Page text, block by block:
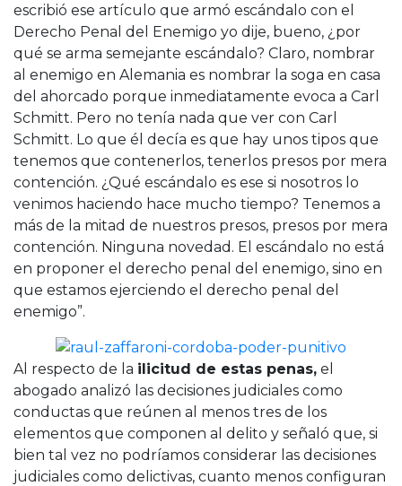
escribió ese artículo que armó escándalo con el
Derecho Penal del Enemigo yo dije, bueno, ¿por
qué se arma semejante escándalo? Claro, nombrar
al enemigo en Alemania es nombrar la soga en casa
del ahorcado porque inmediatamente evoca a Carl
Schmitt. Pero no tenía nada que ver con Carl
Schmitt. Lo que él decía es que hay unos tipos que
tenemos que contenerlos, tenerlos presos por mera
contención. ¿Qué escándalo es ese si nosotros lo
venimos haciendo hace mucho tiempo? Tenemos a
más de la mitad de nuestros presos, presos por mera
contención. Ninguna novedad. El escándalo no está
en proponer el derecho penal del enemigo, sino en
que estamos ejerciendo el derecho penal del
enemigo”.
Al respecto de la ilicitud de estas penas, el
abogado analizó las decisiones judiciales como
conductas que reúnen al menos tres de los
elementos que componen al delito y señaló que, si
bien tal vez no podríamos considerar las decisiones
judiciales como delictivas, cuanto menos configuran